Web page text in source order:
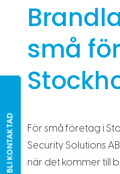
små
För små företag i
Security Solutions
när det kommer till
BLI KONTAKTAD